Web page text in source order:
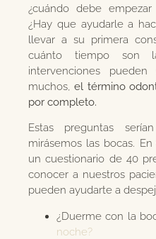
¿cuándo debe
¿Hay que ayudarle a
llevar a su primera
cuánto tiempo son
intervenciones
muchos,el término
por completo.
Estas preguntas
mirásemos las bocas.
un cuestionario de 40
conocer a nuestros
pueden ayudarte a
¿Duerme con la
noche?